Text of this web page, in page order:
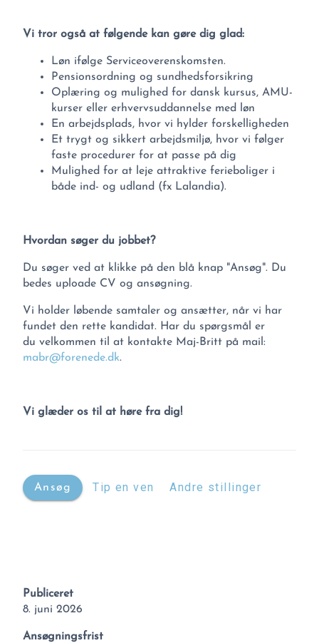
Vi tror også at følgende kan gøre dig glad:
Løn ifølge Serviceoverenskomsten.
Pensionsordning og sundhedsforsikring
Oplæring og mulighed for dansk kursus, AMU-
kurser eller erhvervsuddannelse med løn
En arbejdsplads, hvor vi hylder forskelligheden
Et trygt og sikkert arbejdsmiljø, hvor vi følger
faste procedurer for at passe på dig
Mulighed for at leje attraktive ferieboliger i
både ind- og udland (fx Lalandia).
Hvordan søger du jobbet?
Du søger ved at klikke på den blå knap "Ansøg". Du
bedes uploade CV og ansøgning.
Vi holder løbende samtaler og ansætter, når vi har
fundet den rette kandidat. Har du spørgsmål er
du velkommen til at kontakte Maj-Britt på mail:
mabr@forenede.dk.
Vi glæder os til at høre fra dig!
Ansøg Tip en ven Andre stillinger
Publiceret
8. juni 2026
Ansøgningsfrist